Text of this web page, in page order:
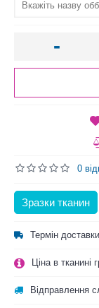
-
0
Зразки тканин
Термін
Ціна в тканині
Відправлення